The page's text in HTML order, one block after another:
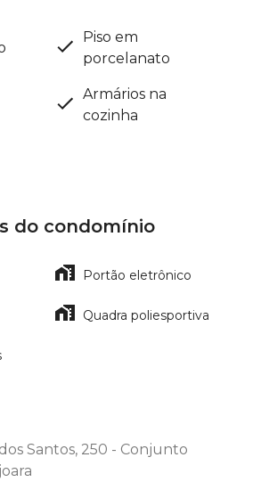
Piso em
porcelanato
Armários na
cozinha
do condomínio
Portão eletrônico
Quadra poliesportiva
Santos, 250 - Conjunto